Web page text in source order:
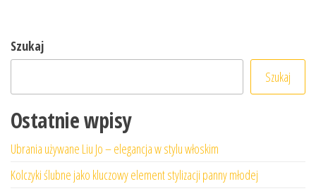
Szukaj
Szukaj
Ostatnie wpisy
Ubrania używane Liu Jo – elegancja w stylu włoskim
Kolczyki ślubne jako kluczowy element stylizacji panny młodej